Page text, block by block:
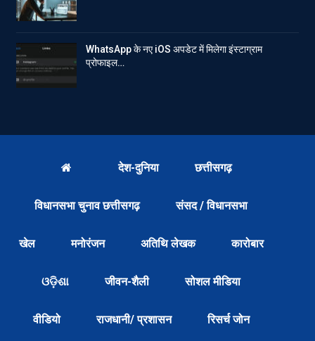
WhatsApp के नए iOS अपडेट में मिलेगा इंस्टाग्राम
प्रोफाइल…
देश-दुनिया छत्तीसगढ़
विधानसभा चुनाव छत्तीसगढ़ संसद / विधानसभा
खेल मनोरंजन अतिथि लेखक कारोबार
ଓଡ଼ିଶା जीवन-शैली सोशल मीडिया
वीडियो राजधानी/ प्रशासन रिसर्च जोन